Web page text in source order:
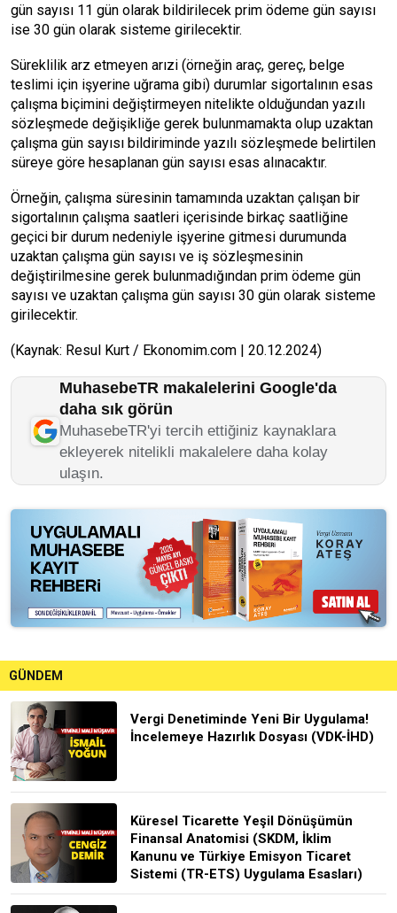
gün sayısı 11 gün olarak bildirilecek prim ödeme gün sayısı
ise 30 gün olarak sisteme girilecektir.
Süreklilik arz etmeyen arızi (örneğin araç, gereç, belge
teslimi için işyerine uğrama gibi) durumlar sigortalının esas
çalışma biçimini değiştirmeyen nitelikte olduğundan yazılı
sözleşmede değişikliğe gerek bulunmamakta olup uzaktan
çalışma gün sayısı bildiriminde yazılı sözleşmede belirtilen
süreye göre hesaplanan gün sayısı esas alınacaktır.
Örneğin, çalışma süresinin tamamında uzaktan çalışan bir
sigortalının çalışma saatleri içerisinde birkaç saatliğine
geçici bir durum nedeniyle işyerine gitmesi durumunda
uzaktan çalışma gün sayısı ve iş sözleşmesinin
değiştirilmesine gerek bulunmadığından prim ödeme gün
sayısı ve uzaktan çalışma gün sayısı 30 gün olarak sisteme
girilecektir.
(Kaynak: Resul Kurt / Ekonomim.com | 20.12.2024)
MuhasebeTR makalelerini Google'da
daha sık görün
MuhasebeTR'yi tercih ettiğiniz kaynaklara
ekleyerek nitelikli makalelere daha kolay
ulaşın.
GÜNDEM
Vergi Denetiminde Yeni Bir Uygulama!
İncelemeye Hazırlık Dosyası (VDK-İHD)
Küresel Ticarette Yeşil Dönüşümün
Finansal Anatomisi (SKDM, İklim
Kanunu ve Türkiye Emisyon Ticaret
Sistemi (TR-ETS) Uygulama Esasları)